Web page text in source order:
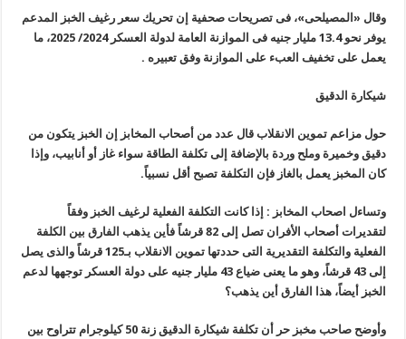
وقال «المصيلحى»، فى تصريحات صحفية إن تحريك سعر رغيف الخبز المدعم
يوفر نحو 13.4 مليار جنيه فى الموازنة العامة لدولة العسكر 2024/ 2025، ما
يعمل على تخفيف العبء على الموازنة وفق تعبيره .
شيكارة الدقيق
حول مزاعم تموين الانقلاب قال عدد من أصحاب المخابز إن الخبز يتكون من
دقيق وخميرة وملح وردة بالإضافة إلى تكلفة الطاقة سواء غاز أو أنابيب، وإذا
كان المخبز يعمل بالغاز فإن التكلفة تصبح أقل نسبياً.
وتساءل اصحاب المخابز : إذا كانت التكلفة الفعلية لرغيف الخبز وفقاً
لتقديرات أصحاب الأفران تصل إلى 82 قرشاً فأين يذهب الفارق بين الكلفة
الفعلية والتكلفة التقديرية التى حددتها تموين الانقلاب بـ125 قرشاً والذى يصل
إلى 43 قرشاً، وهو ما يعنى ضياع 43 مليار جنيه على دولة العسكر توجهها لدعم
الخبز أيضاً، هذا الفارق أين يذهب؟
وأوضح صاحب مخبز حر أن تكلفة شيكارة الدقيق زنة 50 كيلوجرام تتراوح بين